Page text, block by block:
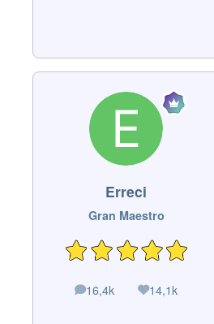
Erreci
Gran Maestro
16,4k
messaggi 14,1k
Reputazione